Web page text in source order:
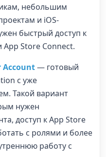
небольшим
и iOS-
быстрый доступ к
Store Connect.
Account— готовый
с уже
Такой вариант
нужен
доступ к App Store
с ролями и более
работу с